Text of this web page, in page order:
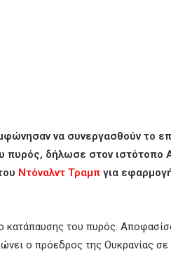
να συνεργασθούν το
πυρός, δήλωσε στον ιστότοπο
Ντόναλντ Τραμπ για
κατάπαυσης του πυρός.
ο πρόεδρος της Ουκρανίας σε